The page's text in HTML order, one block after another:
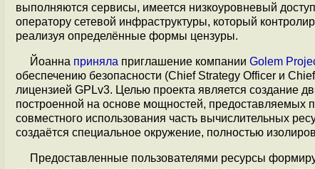
выполняются сервисы, имеется низкоуровневый
оператору сетевой инфраструктуры, который
реализуя определённые формы цензуры.
Йоанна приняла приглашение компании Golem
обеспечению безопасности (Chief Strategy Officer и
лицензией GPLv3. Целью проекта является создание
построенной на основе мощностей, предоставляемых
совместного использования часть вычислительных
создаётся специальное окружение, полностью
Предоставленные пользователями ресурсы